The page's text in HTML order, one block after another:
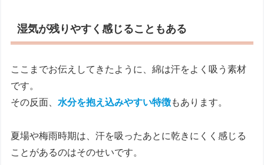
湿気が残りやすく感じることもある
ここまでお伝えしてきたように、綿は汗をよく吸う素材
です。
その反面、 水分を抱え込みやすい特徴もあります。
夏場や梅雨時期は、汗を吸ったあとに乾きにくく感じる
ことがあるのはそのせいです。